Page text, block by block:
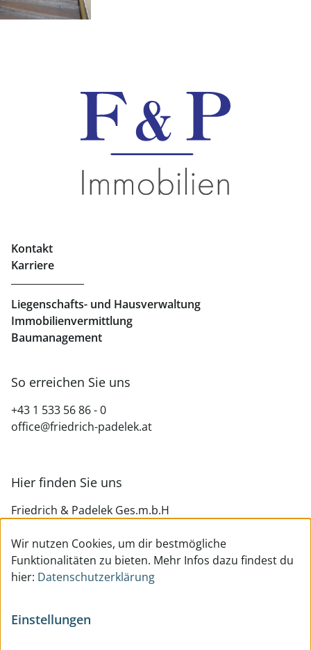
Kontakt
Karriere
Liegenschafts- und Hausverwaltung
Immobilienvermittlung
Baumanagement
So erreichen Sie uns
+43 1 533 56 86 - 0
office@friedrich-padelek.at
Hier finden Sie uns
Friedrich & Padelek Ges.m.b.H
1010 Wien
Wir nutzen Cookies, um dir bestmögliche
Funktionalitäten zu bieten. Mehr Infos dazu findest du
hier: Datenschutzerklärung
Einstellungen